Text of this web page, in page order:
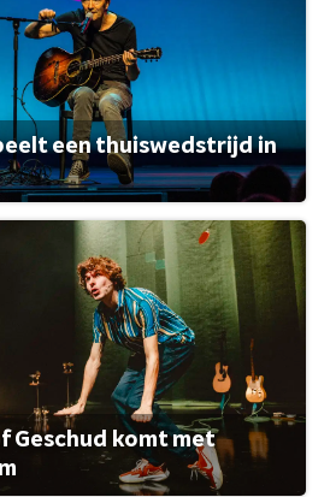
een thuiswedstrijd in
Geschud komt met